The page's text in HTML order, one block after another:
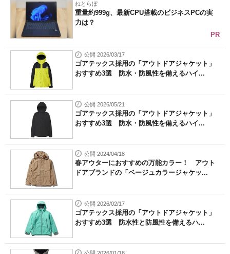
ねとらぼ
重量約999g、最新CPU搭載のビジネスPCの実
力は？
PR
公開 2026/03/17
ゴアテックス採用の「アウトドアジャケット」
おすすめ3選 防水・防風性を備えるハイ...
公開 2026/05/21
ゴアテックス採用の「アウトドアジャケット」
おすすめ3選 防水・防風性を備えるハイ...
公開 2024/04/18
春アウターにおすすめの万能カラー！ アウト
ドアブランドの「ベージュカラージャケッ...
公開 2026/02/17
ゴアテックス採用の「アウトドアジャケット」
おすすめ3選 防水性と防風性を備えるハ...